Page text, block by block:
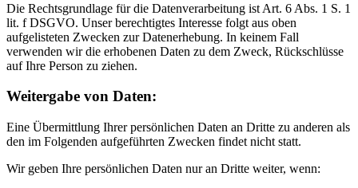
Die Rechtsgrundlage für die Datenverarbeitung ist Art. 6 Abs. 1 S. 1
lit. f DSGVO. Unser berechtigtes Interesse folgt aus oben
aufgelisteten Zwecken zur Datenerhebung. In keinem Fall
verwenden wir die erhobenen Daten zu dem Zweck, Rückschlüsse
auf Ihre Person zu ziehen.
Weitergabe von Daten:
Eine Übermittlung Ihrer persönlichen Daten an Dritte zu anderen als
den im Folgenden aufgeführten Zwecken findet nicht statt.
Wir geben Ihre persönlichen Daten nur an Dritte weiter, wenn: